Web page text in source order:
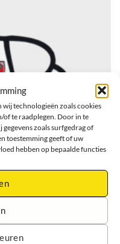
wij technologieën zoals cookies
of te raadplegen. Door in te
zoals surfgedrag of
toestemming geeft of uw
hebben op bepaalde functies